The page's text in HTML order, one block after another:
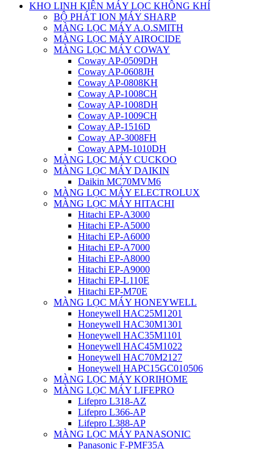
KHO LINH KIỆN MÁY LỌC KHÔNG KHÍ
BỘ PHÁT ION MÁY SHARP
MÀNG LỌC MÁY A.O.SMITH
MÀNG LỌC MÁY AIROCIDE
MÀNG LỌC MÁY COWAY
Coway AP-0509DH
Coway AP-0608JH
Coway AP-0808KH
Coway AP-1008CH
Coway AP-1008DH
Coway AP-1009CH
Coway AP-1516D
Coway AP-3008FH
Coway APM-1010DH
MÀNG LỌC MÁY CUCKOO
MÀNG LỌC MÁY DAIKIN
Daikin MC70MVM6
MÀNG LỌC MÁY ELECTROLUX
MÀNG LỌC MÁY HITACHI
Hitachi EP-A3000
Hitachi EP-A5000
Hitachi EP-A6000
Hitachi EP-A7000
Hitachi EP-A8000
Hitachi EP-A9000
Hitachi EP-L110E
Hitachi EP-M70E
MÀNG LỌC MÁY HONEYWELL
Honeywell HAC25M1201
Honeywell HAC30M1301
Honeywell HAC35M1101
Honeywell HAC45M1022
Honeywell HAC70M2127
Honeywell HAPC15GC010506
MÀNG LỌC MÁY KORIHOME
MÀNG LỌC MÁY LIFEPRO
Lifepro L318-AZ
Lifepro L366-AP
Lifepro L388-AP
MÀNG LỌC MÁY PANASONIC
Panasonic F-PMF35A